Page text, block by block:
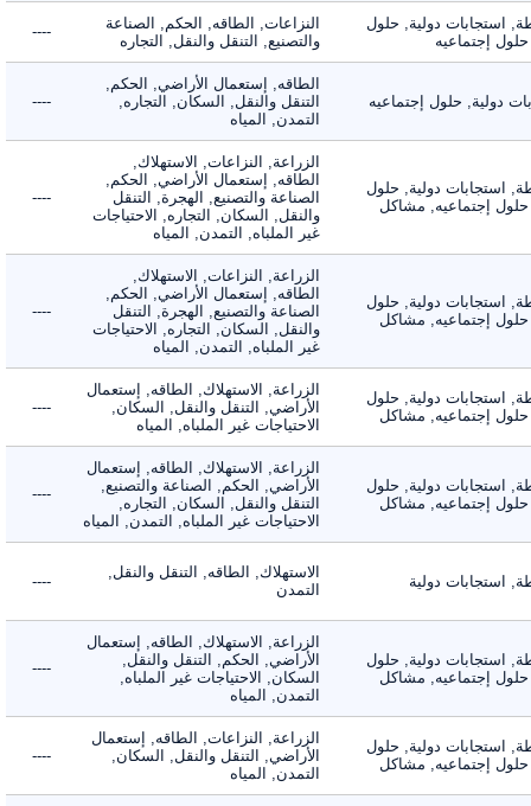
استجابات دولية, حلول
إجتماعيه
النزاعات, الطاقه, الحكم, الصناعة
والتصنيع, التنقل والنقل, التجاره
----
دولية, حلول إجتماعيه
الطاقه, إستعمال الأراضي, الحكم,
التنقل والنقل, السكان, التجاره,
التمدن, المياه
----
استجابات دولية, حلول
إجتماعيه, مشاكل
الزراعة, النزاعات, الاستهلاك,
الطاقه, إستعمال الأراضي, الحكم,
الصناعة والتصنيع, الهجرة, التنقل
والنقل, السكان, التجاره, الاحتياجات
غير الملباه, التمدن, المياه
----
استجابات دولية, حلول
إجتماعيه, مشاكل
الزراعة, النزاعات, الاستهلاك,
الطاقه, إستعمال الأراضي, الحكم,
الصناعة والتصنيع, الهجرة, التنقل
والنقل, السكان, التجاره, الاحتياجات
غير الملباه, التمدن, المياه
----
استجابات دولية, حلول
إجتماعيه, مشاكل
الزراعة, الاستهلاك, الطاقه, إستعمال
الأراضي, التنقل والنقل, السكان,
الاحتياجات غير الملباه, المياه
----
استجابات دولية, حلول
إجتماعيه, مشاكل
الزراعة, الاستهلاك, الطاقه, إستعمال
الأراضي, الحكم, الصناعة والتصنيع,
التنقل والنقل, السكان, التجاره,
الاحتياجات غير الملباه, التمدن, المياه
----
دولية
الاستهلاك, الطاقه, التنقل والنقل,
التمدن
----
استجابات دولية, حلول
إجتماعيه, مشاكل
الزراعة, الاستهلاك, الطاقه, إستعمال
الأراضي, الحكم, التنقل والنقل,
السكان, الاحتياجات غير الملباه,
التمدن, المياه
----
استجابات دولية, حلول
إجتماعيه, مشاكل
الزراعة, النزاعات, الطاقه, إستعمال
الأراضي, التنقل والنقل, السكان,
التمدن, المياه
----